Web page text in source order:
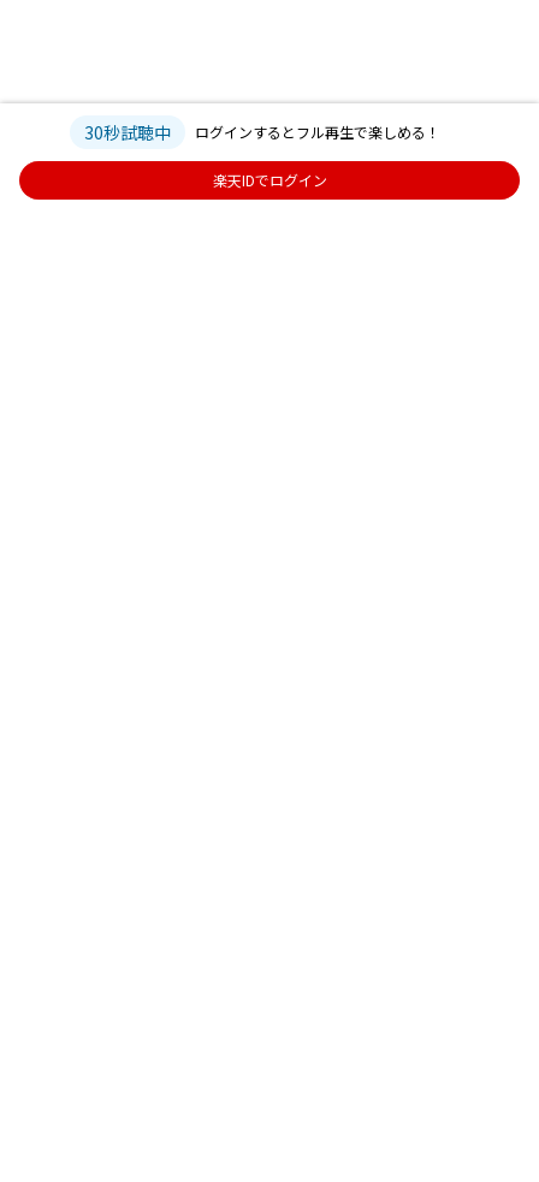
30秒試聴中 ログインするとフル再生で楽しめる！
楽天IDでログイン